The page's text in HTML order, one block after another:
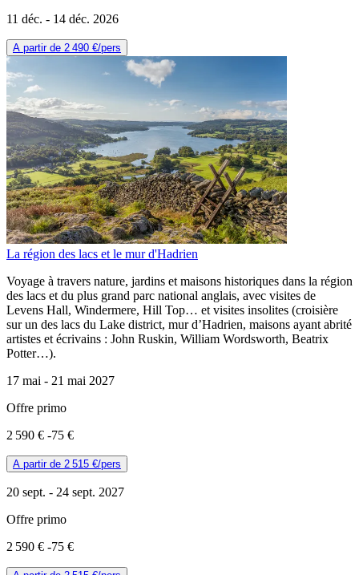
11 déc. - 14 déc. 2026
A partir de 2 490 €/pers
La région des lacs et le mur d'Hadrien
Voyage à travers nature, jardins et maisons historiques dans la région
des lacs et du plus grand parc national anglais, avec visites de
Levens Hall, Windermere, Hill Top… et visites insolites (croisière
sur un des lacs du Lake district, mur d’Hadrien, maisons ayant abrité
artistes et écrivains : John Ruskin, William Wordsworth, Beatrix
Potter…).
17 mai - 21 mai 2027
Offre primo
2 590 € -75 €
A partir de 2 515 €/pers
20 sept. - 24 sept. 2027
Offre primo
2 590 € -75 €